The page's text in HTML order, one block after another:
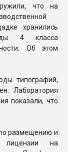
что на
хранились
4 класса
Об этом
типографий,
Лаборатория
показали, что
размещению и
лицензии на